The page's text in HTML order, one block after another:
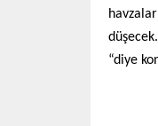
“diye